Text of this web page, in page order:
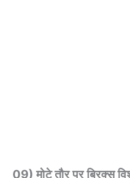
09) मोटे तौर पर ब्रिक्स